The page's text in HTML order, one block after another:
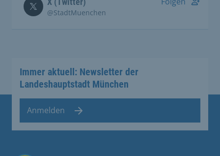
@StadtMuenchen
Immer aktuell: Newsletter der
Landeshauptstadt München
Anmelden